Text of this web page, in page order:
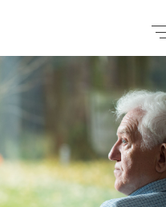
LA RÉSIDENCE
VIVRE À LA RÉSIDENCE